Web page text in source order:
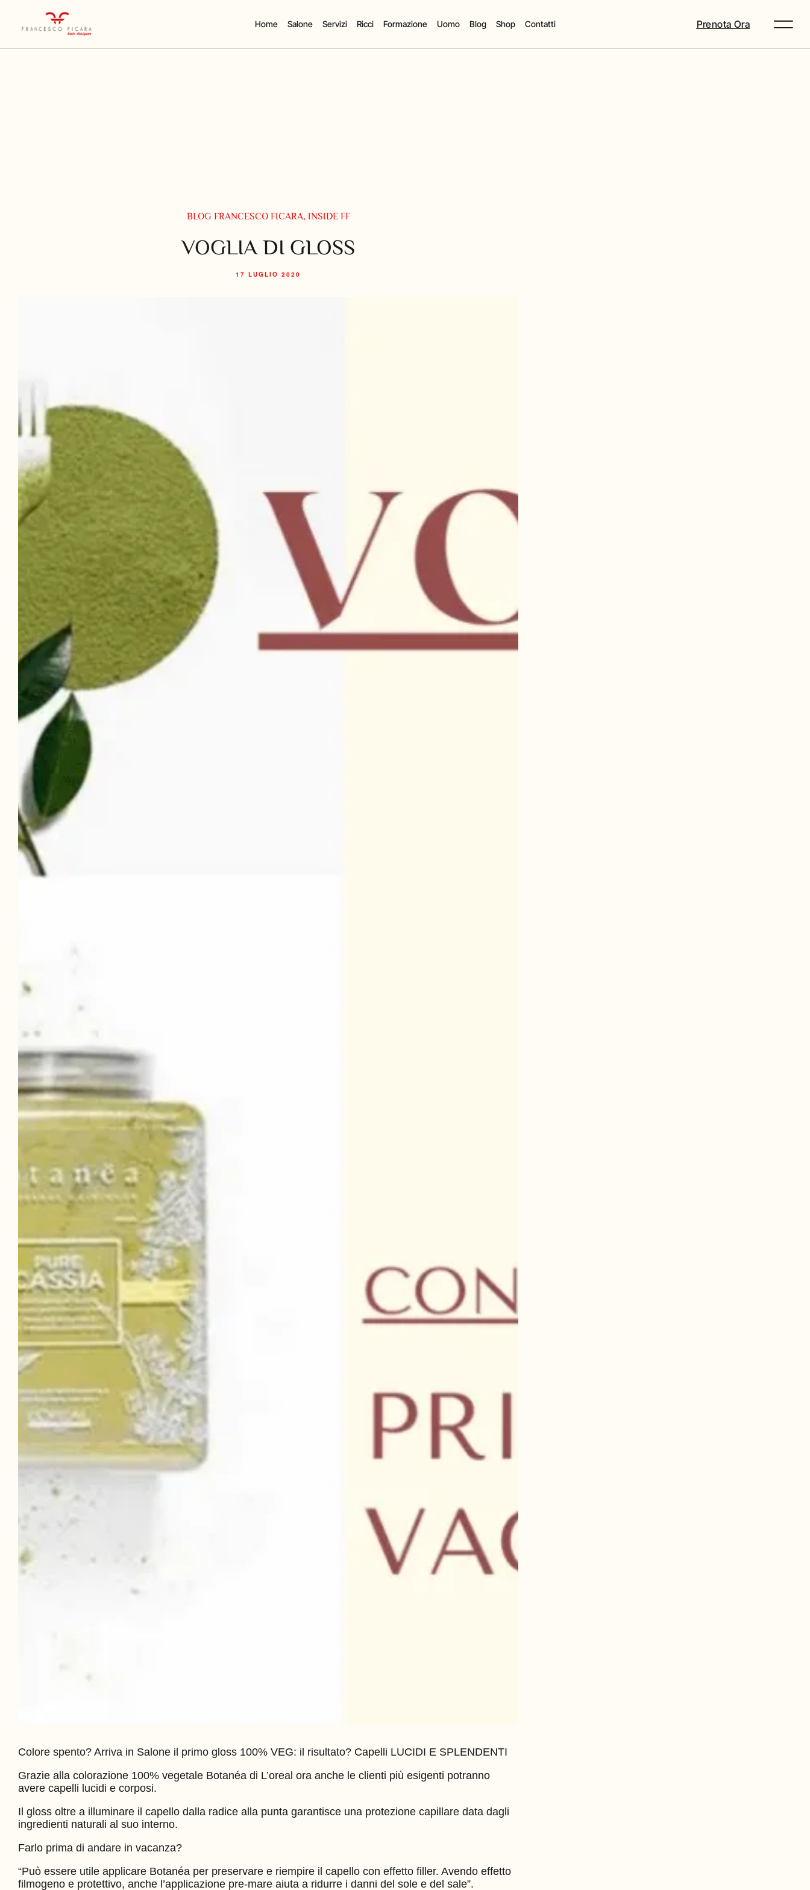
Home Salone Servizi Ricci Formazione Uomo Blog Shop Contatti Prenota Ora
BLOG FRANCESCO FICARA, INSIDE FF
VOGLIA DI GLOSS
17 LUGLIO 2020
Colore spento? Arriva in Salone il primo gloss 100% VEG: il risultato? Capelli LUCIDI E SPLENDENTI
Grazie alla colorazione 100% vegetale Botanéa di L’oreal ora anche le clienti più esigenti potranno
avere capelli lucidi e corposi.
Il gloss oltre a illuminare il capello dalla radice alla punta garantisce una protezione capillare data dagli
ingredienti naturali al suo interno.
Farlo prima di andare in vacanza?
“Può essere utile applicare Botanéa per preservare e riempire il capello con effetto filler. Avendo effetto
filmogeno e protettivo, anche l’applicazione pre-mare aiuta a ridurre i danni del sole e del sale”.